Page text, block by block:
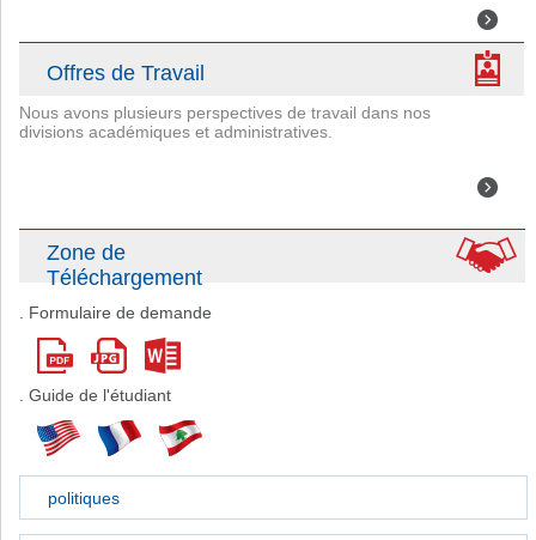
Offres de Travail
Nous avons plusieurs perspectives de travail dans nos
divisions académiques et administratives.
Zone de
Téléchargement
. Formulaire de demande
. Guide de l'étudiant
politiques